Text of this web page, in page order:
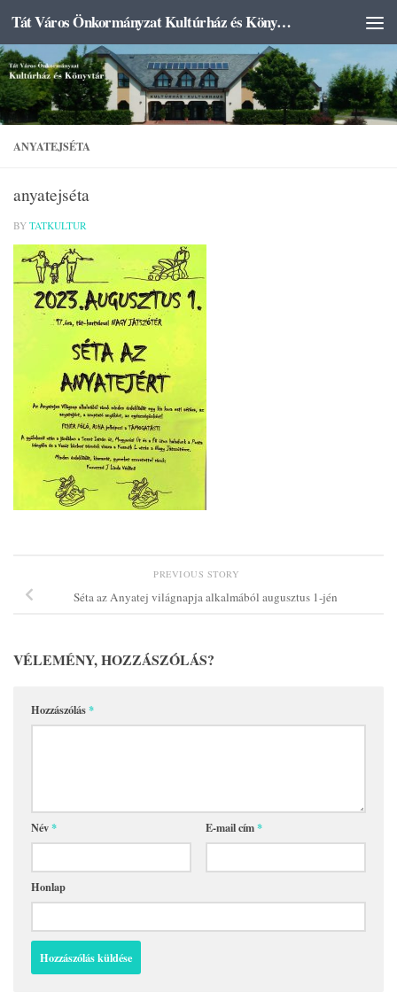
Skip to content Tát Város Önkormányzat Kultúrház és Könyvtár
ANYATEJSÉTA
anyatejséta
BY TATKULTUR
PREVIOUS STORY
Séta az Anyatej világnapja alkalmából augusztus 1-jén
VÉLEMÉNY, HOZZÁSZÓLÁS?
Hozzászólás*
Név* E-mail cím*
Honlap